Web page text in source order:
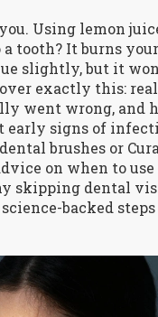
Using lemon
tooth? It burns
slightly, but it
exactly this:
went wrong, and
early signs of
brushes or
on when to
skipping dental
backed